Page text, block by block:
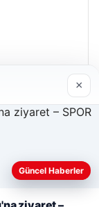
×
Güncel Haberler